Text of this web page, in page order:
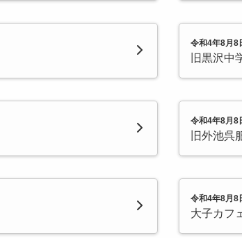
令和4年8月8
旧黒沢中
令和4年8月8
旧外池呉
令和4年8月8
大子カフ